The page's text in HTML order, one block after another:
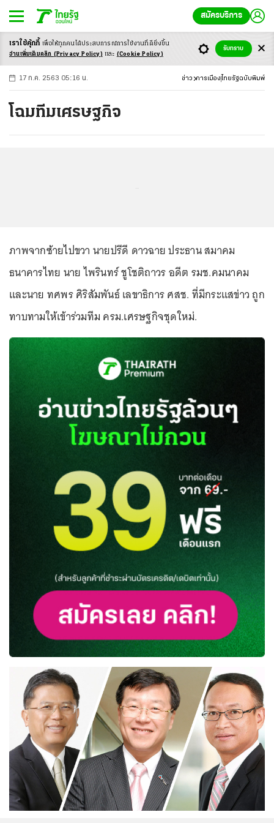
สมัครบริการ
-ก ก ก+
17 ก.ค. 2563 05:16 น. ข่าว การเมือง ไทยรัฐฉบับพิมพ์
โฉมทีมเศรษฐกิจ
ภาพจากซ้ายไปขวา นายปรีดี ดาวฉาย ประธาน สมาคม
ธนาคารไทย นาย ไพรินทร์ ชูโชติถาวร อดีต รมช.คมนาคม
และนาย ทศพร ศิริสัมพันธ์ เลขาธิการ ศสช. ที่มีกระแสข่าว ถูก
ทาบทามให้เข้าร่วมทีม ครม.เศรษฐกิจชุดใหม่.
เราใช้คุ้กกี้ เพื่อให้ทุกคนได้ประสบการณ์การใช้งานที่ดียิ่งขึ้น
อ่านเพิ่มเติมคลิก (Privacy Policy) และ (Cookie Policy)
รับทราบ